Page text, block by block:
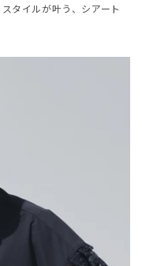
タイルが叶う、シアート